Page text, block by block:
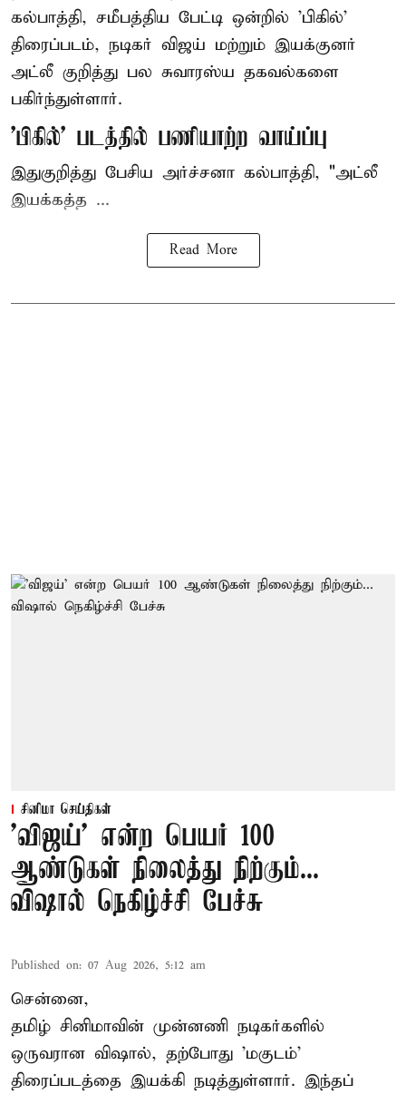
கல்பாத்தி, சமீபத்திய பேட்டி ஒன்றில் 'பிகில்'
திரைப்படம், நடிகர் விஜய் மற்றும் இயக்குனர்
அட்லீ குறித்து பல சுவாரஸ்ய தகவல்களை
பகிர்ந்துள்ளார்.
'பிகில்' படத்தில் பணியாற்ற வாய்ப்பு
இதுகுறித்து பேசிய அர்ச்சனா கல்பாத்தி, "அட்லீ
இயக்கத்த ...
Read More
சினிமா செய்திகள்
'விஜய்' என்ற பெயர் 100
ஆண்டுகள் நிலைத்து நிற்கும்...
விஷால் நெகிழ்ச்சி பேச்சு
Published on: 07 Aug 2026, 5:12 am
சென்னை,
தமிழ் சினிமாவின் முன்னணி நடிகர்களில்
ஒருவரான விஷால், தற்போது 'மகுடம்'
திரைப்படத்தை இயக்கி நடித்துள்ளார். இந்தப்